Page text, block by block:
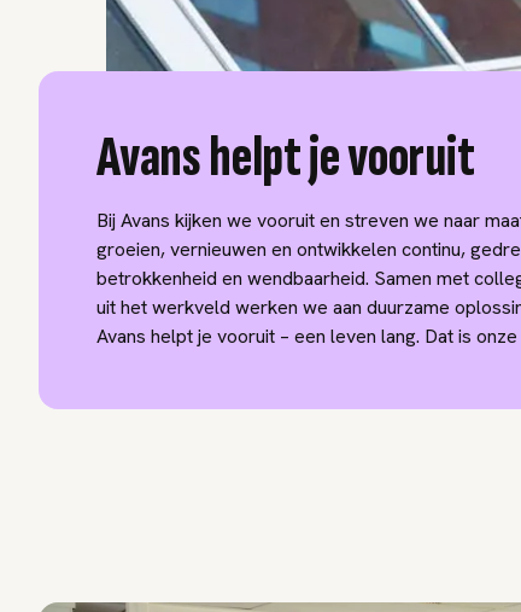
Avans helpt je vooruit
Bij Avans kijken we vooruit en streven we naar
groeien, vernieuwen en ontwikkelen continu,
betrokkenheid en wendbaarheid. Samen met
uit het werkveld werken we aan duurzame
Avans helpt je vooruit – een leven lang. Dat is